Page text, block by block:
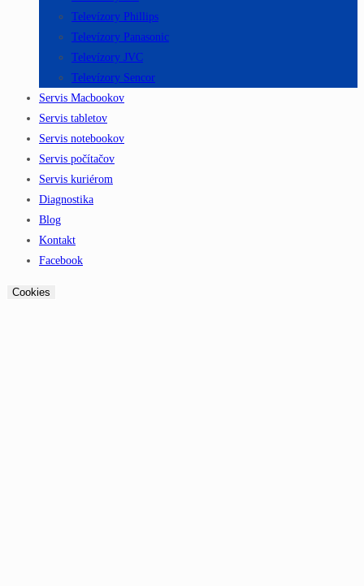
Televízory Phillips
Televízory Panasonic
Televízory JVC
Televízory Sencor
Servis Macbookov
Servis tabletov
Servis notebookov
Servis počítačov
Servis kuriérom
Diagnostika
Blog
Kontakt
Facebook
Cookies